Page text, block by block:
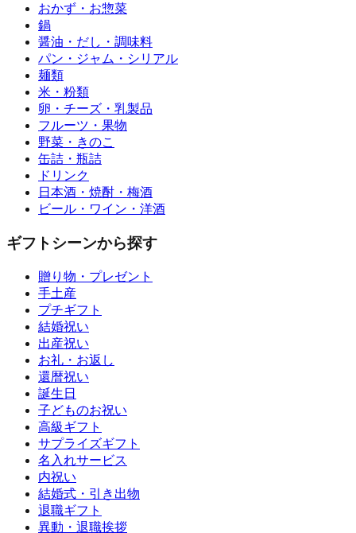
おかず・お惣菜
鍋
醤油・だし・調味料
パン・ジャム・シリアル
麺類
米・粉類
卵・チーズ・乳製品
フルーツ・果物
野菜・きのこ
缶詰・瓶詰
ドリンク
日本酒・焼酎・梅酒
ビール・ワイン・洋酒
ギフトシーンから探す
贈り物・プレゼント
手土産
プチギフト
結婚祝い
出産祝い
お礼・お返し
還暦祝い
誕生日
子どものお祝い
高級ギフト
サプライズギフト
名入れサービス
内祝い
結婚式・引き出物
退職ギフト
異動・退職挨拶